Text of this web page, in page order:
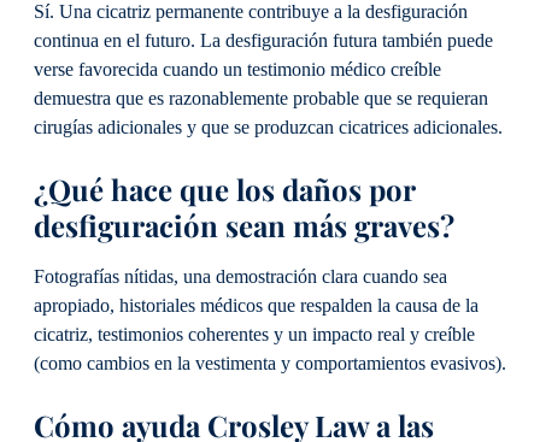
Sí. Una cicatriz permanente contribuye a la desfiguración
continua en el futuro. La desfiguración futura también puede
verse favorecida cuando un testimonio médico creíble
demuestra que es razonablemente probable que se requieran
cirugías adicionales y que se produzcan cicatrices adicionales.
¿Qué hace que los daños por
desfiguración sean más graves?
Fotografías nítidas, una demostración clara cuando sea
apropiado, historiales médicos que respalden la causa de la
cicatriz, testimonios coherentes y un impacto real y creíble
(como cambios en la vestimenta y comportamientos evasivos).
Cómo ayuda Crosley Law a las